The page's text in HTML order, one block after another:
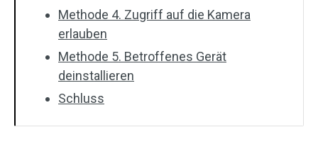
Methode 4. Zugriff auf die Kamera
erlauben
Methode 5. Betroffenes Gerät
deinstallieren
Schluss